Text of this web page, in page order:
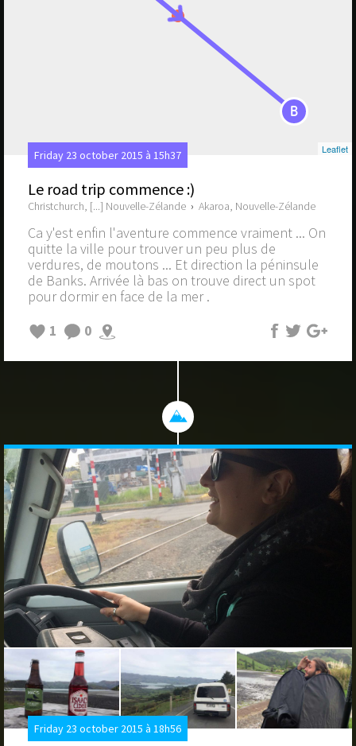
B
Leaflet
Friday 23 october 2015 à 15h37
Le road trip commence :)
Christchurch, [...] Nouvelle-Zélande › Akaroa, Nouvelle-Zélande
Ca y'est enfin l'aventure commence vraiment ... On
quitte la ville pour trouver un peu plus de
verdures, de moutons ... Et direction la péninsule
de Banks. Arrivée là bas on trouve direct un spot
pour dormir en face de la mer .
1
0
Friday 23 october 2015 à 18h56